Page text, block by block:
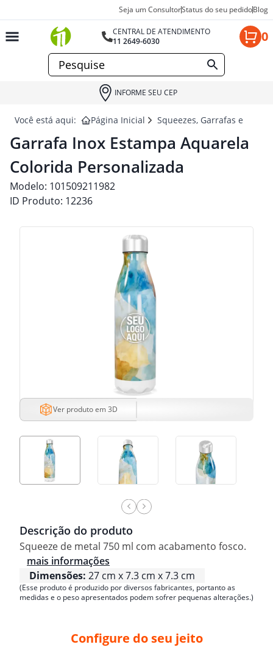
Seja um ConsultorStatus do seu pedidoBlog
CENTRAL DE ATENDIMENTO
11 2649-6030
0
INFORME SEU CEP
Você está aqui: Página Inicial Squeezes, Garrafas e
Garrafa Inox Estampa Aquarela
Colorida Personalizada
Modelo: 101509211982
ID Produto: 12236
Ver produto em 3D
Descrição do produto
Squeeze de metal 750 ml com acabamento fosco.
mais informações
Dimensões: 27 cm x 7.3 cm x 7.3 cm
(Esse produto é produzido por diversos fabricantes, portanto as
medidas e o peso apresentados podem sofrer pequenas alterações.)
Configure do seu jeito